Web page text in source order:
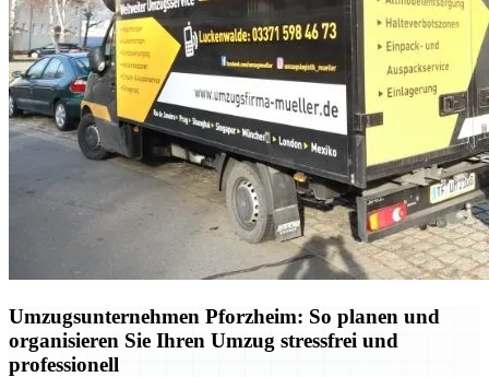
Umzugsunternehmen Pforzheim: So planen und
organisieren Sie Ihren Umzug stressfrei und
professionell